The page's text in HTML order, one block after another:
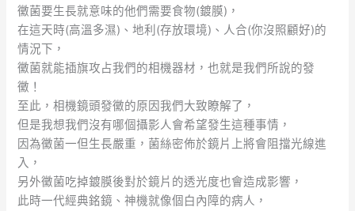
黴菌要生長就意味的他們需要食物(鍍膜)，
在這天時(高溫多濕)、地利(存放環境)、人合(你沒照顧好)的
情況下，
黴菌就能插旗攻占我們的相機器材，也就是我們所說的發
黴！
至此，相機鏡頭發黴的原因我們大致瞭解了，
但是我想我們沒有哪個攝影人會希望發生這種事情，
因為黴菌一但生長嚴重，菌絲密佈於鏡片上將會阻擋光線進
入，
另外黴菌吃掉鍍膜後對於鏡片的透光度也會造成影響，
此時一代經典銘鏡、神機就像個白內障的病人，